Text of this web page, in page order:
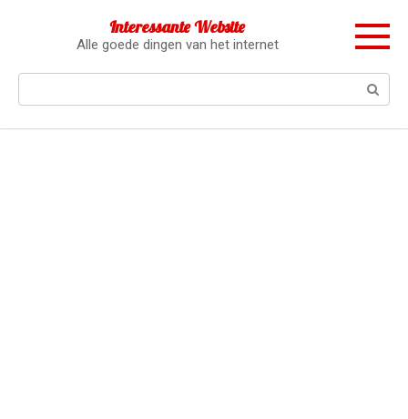
Interessante Website
Alle goede dingen van het internet